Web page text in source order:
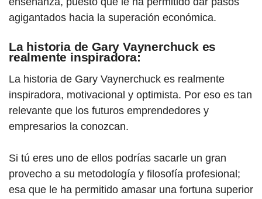
agigantados hacia la superación económica.
La historia de Gary Vaynerchuck es
realmente inspiradora:
La historia de Gary Vaynerchuck es realmente
inspiradora, motivacional y optimista. Por eso es tan
relevante que los futuros emprendedores y
empresarios la conozcan.
Si tú eres uno de ellos podrías sacarle un gran
provecho a su metodología y filosofía profesional;
esa que le ha permitido amasar una fortuna superior